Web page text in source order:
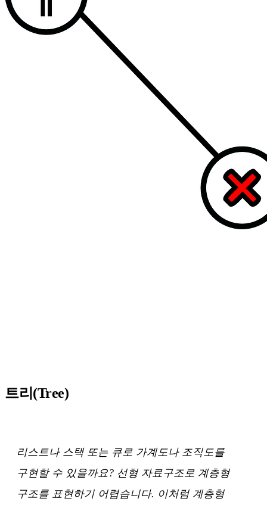
트리(Tree)
리스트나 스택 또는 큐로 가계도나 조직도를
구현할 수 있을까요? 선형 자료구조로 계층형
구조를 표현하기 어렵습니다. 이처럼 계층형